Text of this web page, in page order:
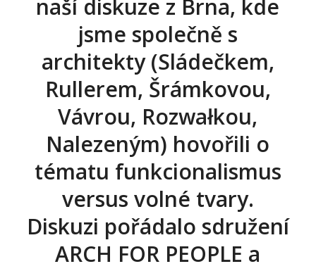
naší diskuze z Brna, kde
jsme společně s
architekty (Sládečkem,
Rullerem, Šrámkovou,
Vávrou, Rozwałkou,
Nalezeným) hovořili o
tématu funkcionalismus
versus volné tvary.
Diskuzi pořádalo sdružení
ARCH FOR PEOPLE a